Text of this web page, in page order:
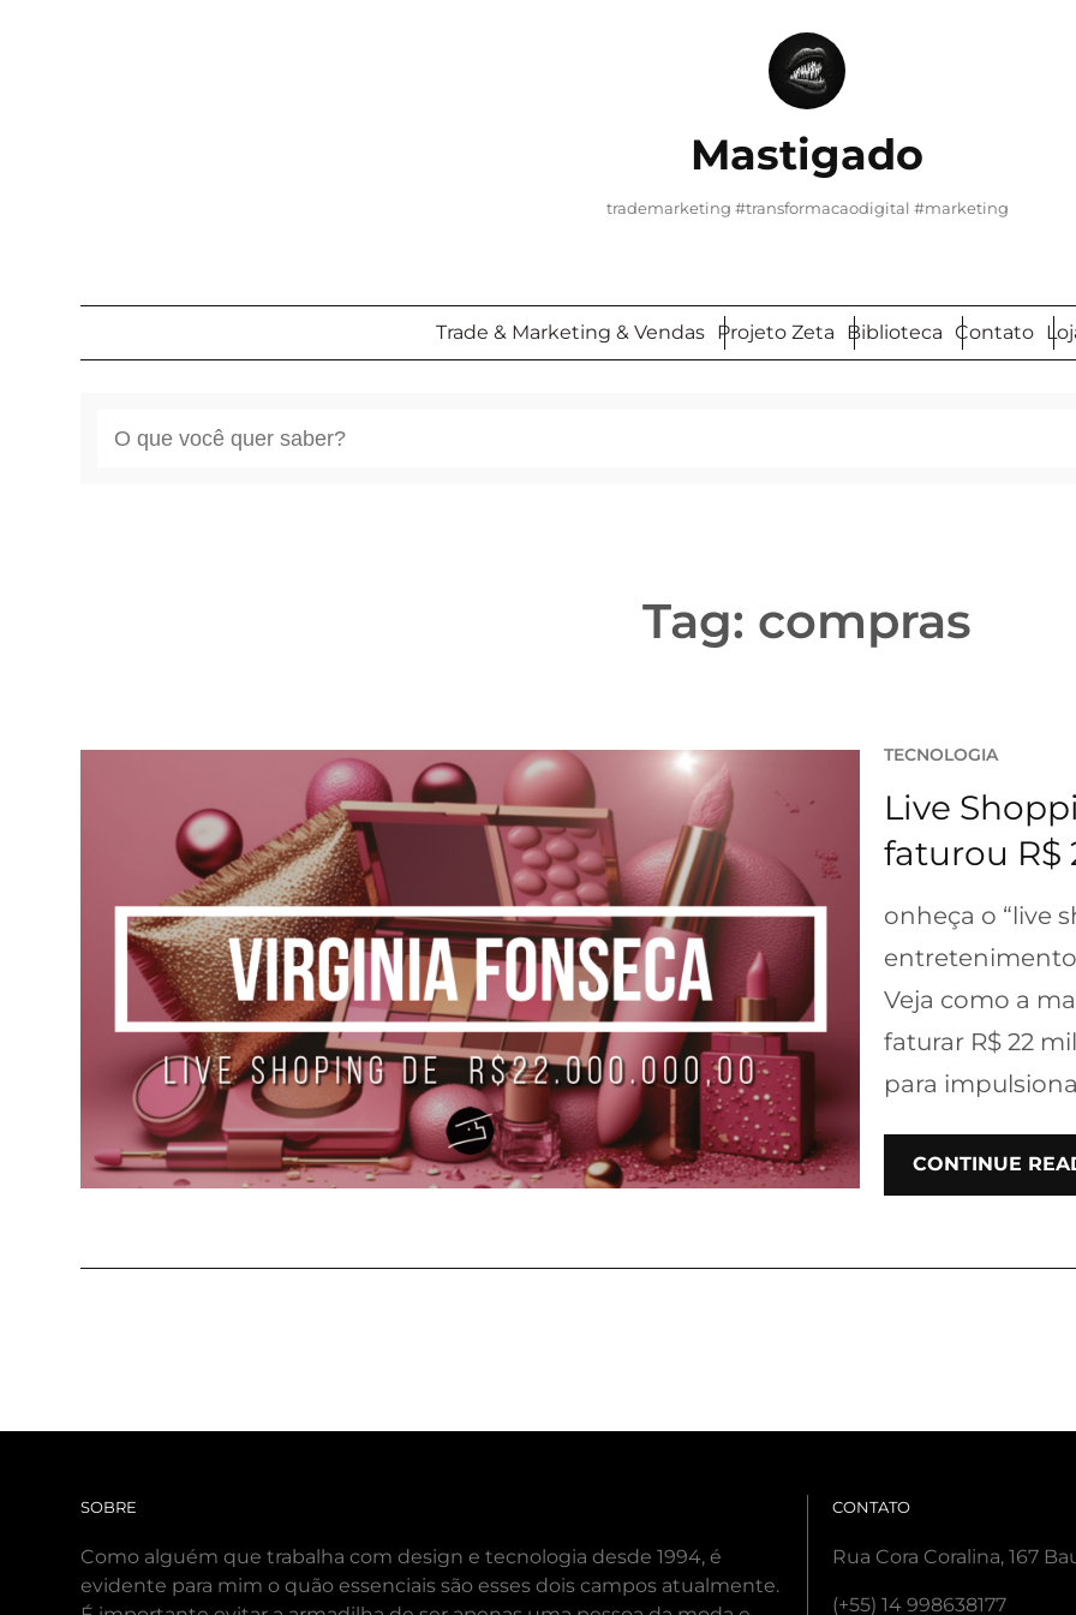
Mastigado
trademarketing #transformacaodigital #marketing
Trade & Marketing & Vendas Projeto Zeta Biblioteca Contato
Tag: compras
TECNOLOGIA
Live
faturou R$
onheça o “live
entretenimento
Veja como a
faturar R$ 22
para
CONTINUE
SOBRE
Como alguém que trabalha com design e tecnologia desde 1994, é
evidente para mim o quão essenciais são esses dois campos atualmente.
CONTATO
Rua Cora Coralina, 167
(+55) 14 998638177